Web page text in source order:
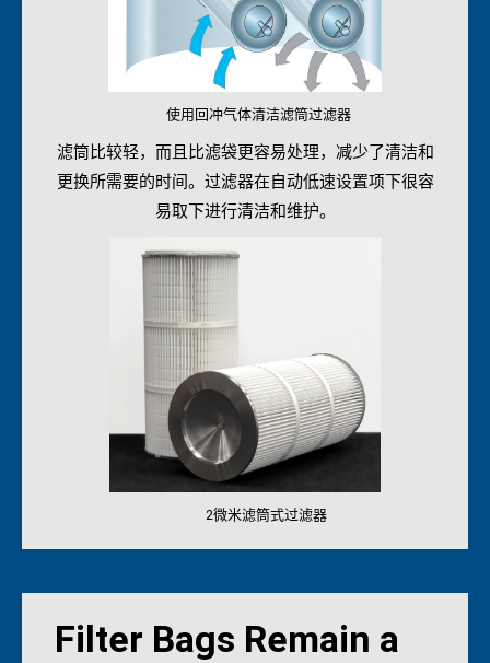
使用回冲气体清洁滤筒过滤器
滤筒比较轻，而且比滤袋更容易处理，减少了清洁和
更换所需要的时间。过滤器在自动低速设置项下很容
易取下进行清洁和维护。
2微米滤筒式过滤器
Filter Bags Remain a